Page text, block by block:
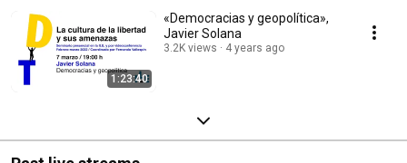
1:23:40
«Democracias y geopolítica»,
Javier Solana
3.2K views 4 years ago